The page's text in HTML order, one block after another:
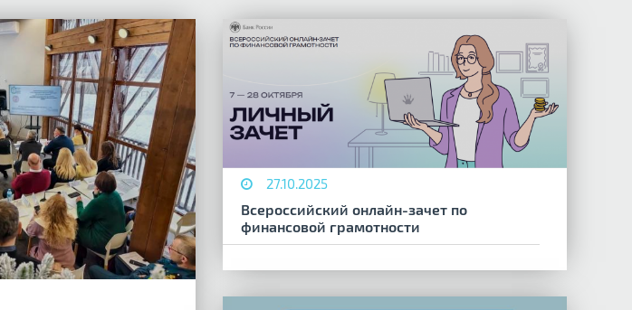
27.10.2025
Всероссийский онлайн-зачет по
финансовой грамотности